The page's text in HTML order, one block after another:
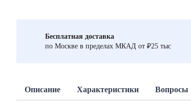
Бесплатная доставка
по Москве в пределах МКАД от ₽25 тыс
Описание Характеристики Вопросы